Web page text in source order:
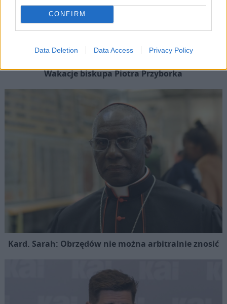
CONFIRM
Data Deletion Data Access Privacy Policy
Wakacje biskupa Piotra Przyborka
Kard. Sarah: Obrzędów nie można arbitralnie znosić